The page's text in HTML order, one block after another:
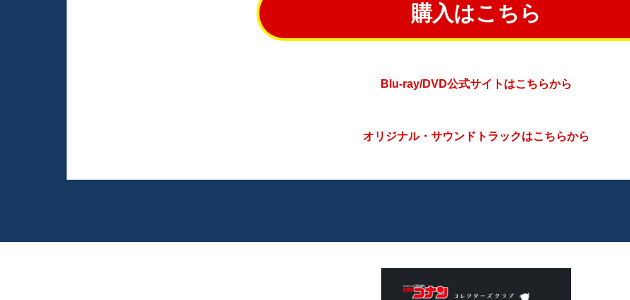
購入はこちら
Blu-ray/DVD公式サイトはこちらから
オリジナル・サウンドトラックはこちらから